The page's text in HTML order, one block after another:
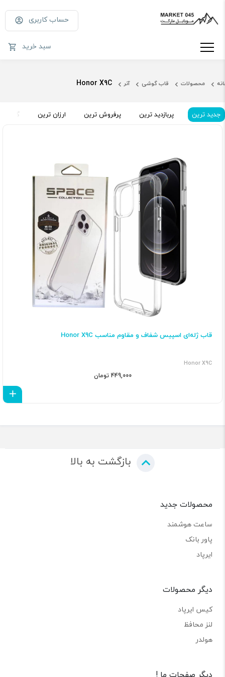
حساب کاربری
سبد خرید
محصولات قاب گوشی آنر Honor X9C
جدید ترین پربازدید ترین پرفروش ترین ارزان ترین گران
قاب ژله‌ای اسپیس شفاف و مقاوم مناسب Honor X9C
Honor X9C
449,000 تومان
بازگشت به بالا
محصولات جدید
ساعت هوشمند
پاور بانک
ایرپاد
دیگر محصولات
کیس ایرپاد
لنز محافظ
هولدر